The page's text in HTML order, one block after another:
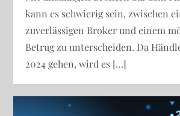
kann es schwierig sein, zwischen
zuverlässigen Broker und einem
Betrug zu unterscheiden. Da
2024 gehen, wird es […]